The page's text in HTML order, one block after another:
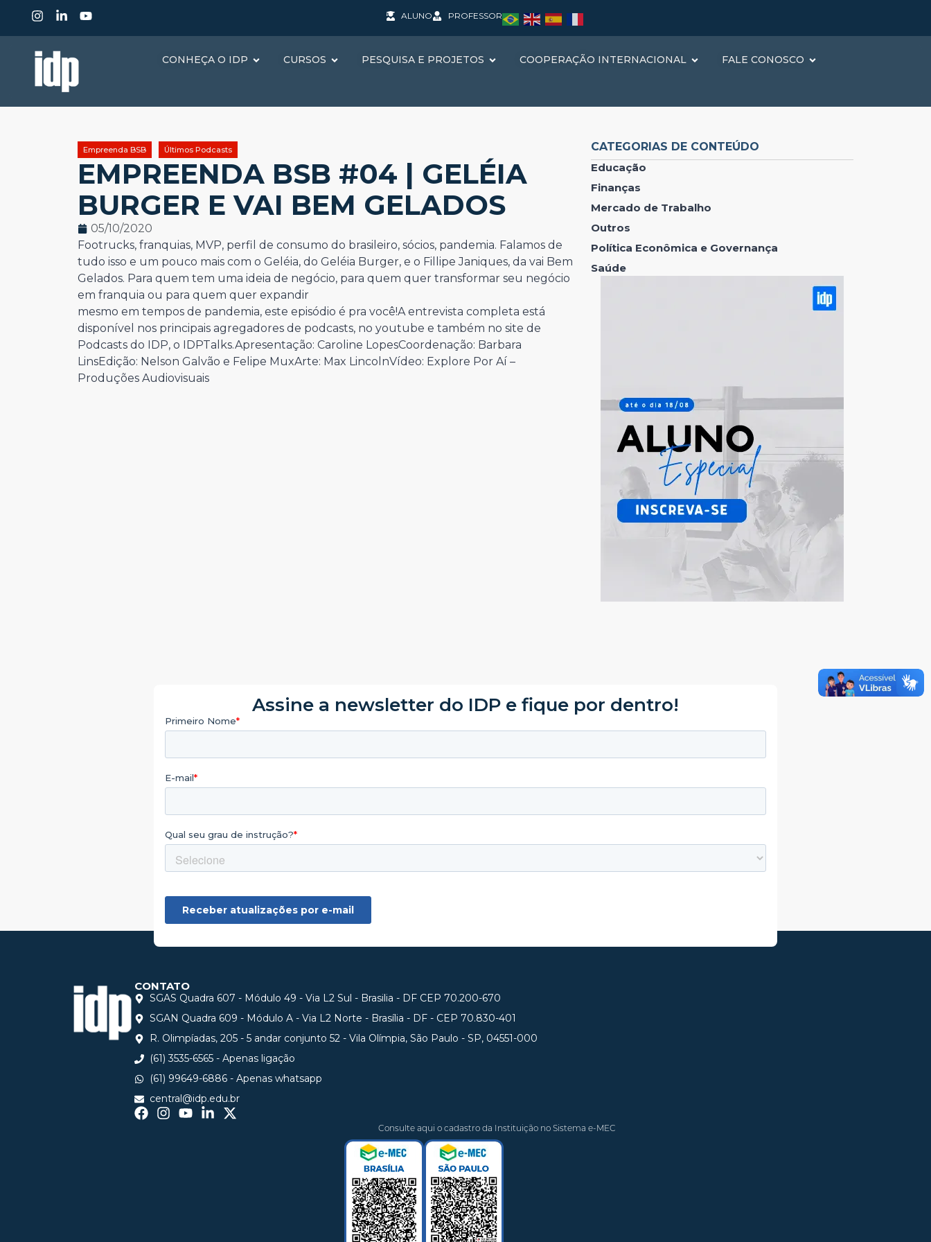
ALUNO PROFESSOR
CONHEÇA O IDP CURSOS PESQUISA E PROJETOS COOPERAÇÃO INTERNACIONAL FALE CONOSCO
Empreenda BSB Últimos Podcasts
EMPREENDA BSB #04 | GELÉIA
BURGER E VAI BEM GELADOS
05/10/2020
Footrucks, franquias, MVP, perfil de consumo do brasileiro, sócios, pandemia. Falamos de
tudo isso e um pouco mais com o Geléia, do Geléia Burger, e o Fillipe Janiques, da vai Bem
Gelados. Para quem tem uma ideia de negócio, para quem quer transformar seu negócio
em franquia ou para quem quer expandir
mesmo em tempos de pandemia, este episódio é pra você!A entrevista completa está
disponível nos principais agregadores de podcasts, no youtube e também no site de
Podcasts do IDP, o IDPTalks.Apresentação: Caroline LopesCoordenação: Barbara
LinsEdição: Nelson Galvão e Felipe MuxArte: Max LincolnVídeo: Explore Por Aí –
Produções Audiovisuais
CATEGORIAS DE CONTEÚDO
Educação
Finanças
Mercado de Trabalho
Outros
Política Econômica e Governança
Saúde
Assine a newsletter do IDP e fique por dentro!
CONTATO
SGAS Quadra 607 - Módulo 49 - Via L2 Sul - Brasilia - DF CEP 70.200-670
SGAN Quadra 609 - Módulo A - Via L2 Norte - Brasília - DF - CEP 70.830-401
R. Olimpíadas, 205 - 5 andar conjunto 52 - Vila Olímpia, São Paulo - SP, 04551-000
(61) 3535-6565 - Apenas ligação
(61) 99649-6886 - Apenas whatsapp
central@idp.edu.br
Consulte aqui o cadastro da Instituição no Sistema e-MEC